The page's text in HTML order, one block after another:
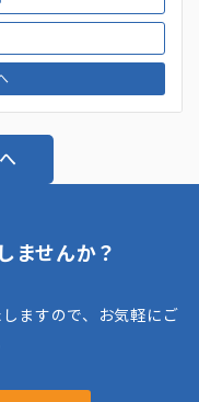
ませんか？
ますので、お気軽にご